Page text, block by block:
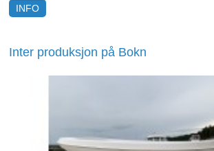
INFO
Inter produksjon på Bokn